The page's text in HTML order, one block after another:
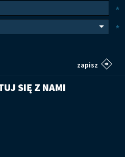
*
*
SIĘ Z NAMI